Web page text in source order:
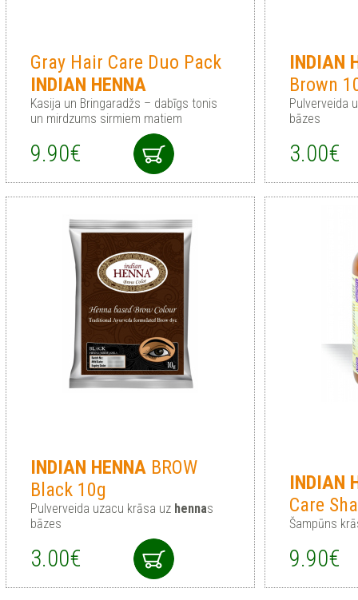
Gray Hair Care Duo Pack
INDIAN HENNA
Kasija un Bringaradžs – dabīgs tonis
un mirdzums sirmiem matiem
9.90€
INDIAN
Brown
Pulverveida
bāzes
3.00€
INDIAN HENNABROW
Black 10g
Pulverveida uzacu krāsa uz hennas
bāzes
3.00€
INDIAN
Care
Šampūns
9.90€